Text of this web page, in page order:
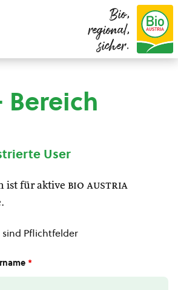
Bio,
regional,
sicher.
Bereich
User
ist für aktive bio austria
sind Pflichtfelder
*